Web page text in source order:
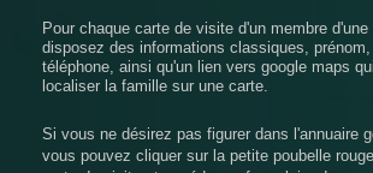
Pour chaque carte de visite d'un membre
disposez des informations classiques,
téléphone, ainsi qu'un lien vers google maps
localiser la famille sur une carte.
Si vous ne désirez pas figurer dans l'annuaire
vous pouvez cliquer sur la petite poubelle